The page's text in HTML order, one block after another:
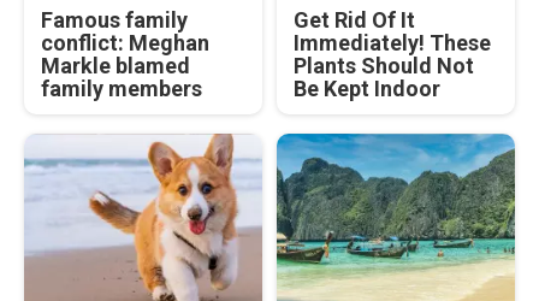
Famous family
conflict: Meghan
Markle blamed
family members
Get Rid Of It
Immediately! These
Plants Should Not
Be Kept Indoor